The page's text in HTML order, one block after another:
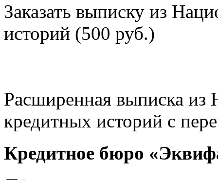
Заказать выписку из
историй (500 руб.)
Расширенная выписка из
кредитных историй с
Кредитное бюро